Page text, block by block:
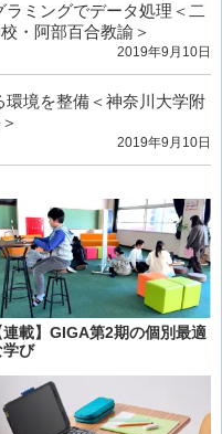
ミングでデータ処理＜二
・阿部百合教諭＞
2019年9月10日
境を整備＜神奈川大学附
2019年9月10日
連載】GIGA第2期の個別最適
学び